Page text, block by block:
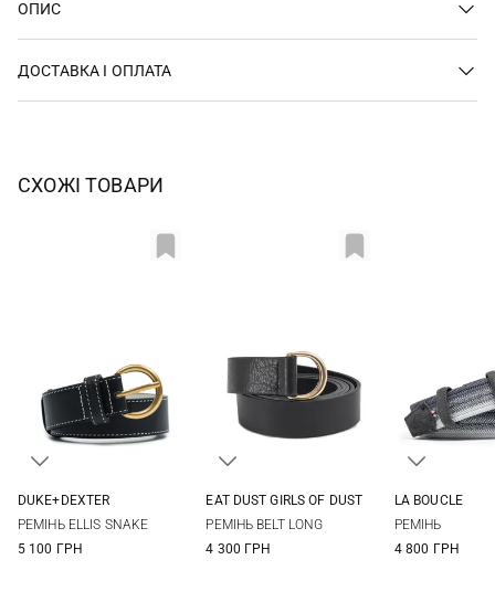
ОПИС
ДОСТАВКА І ОПЛАТА
СХОЖІ ТОВАРИ
DUKE+DEXTER
РЕМIНЬ ELLIS SNAKE
5 100 ГРН
EAT DUST GIRLS OF DUST
РЕМІНЬ BELT LONG
4 300 ГРН
LA BOUCLE
РЕМIНЬ
4 800 ГРН